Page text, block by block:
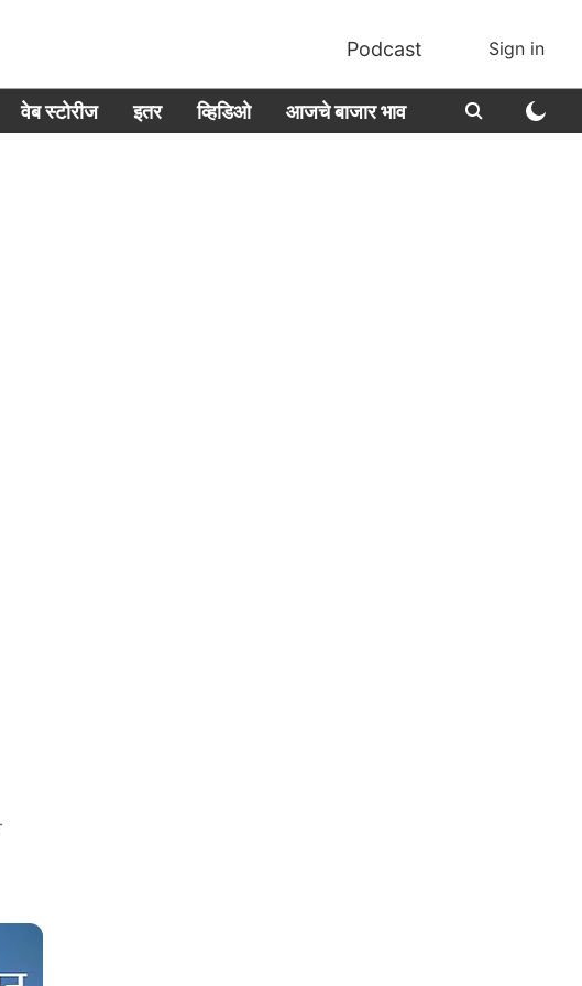
Podcast Sign in
वेब स्टोरीज इतर व्हिडिओ आजचे बाजार भाव